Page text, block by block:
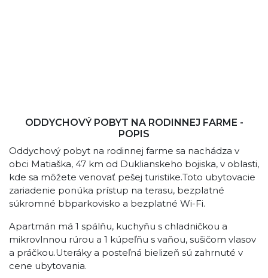
ODDYCHOVÝ POBYT NA RODINNEJ FARME -
POPIS
Oddychový pobyt na rodinnej farme sa nachádza v
obci Matiaška, 47 km od Duklianskeho bojiska, v oblasti,
kde sa môžete venovať pešej turistike.Toto ubytovacie
zariadenie ponúka prístup na terasu, bezplatné
súkromné bbparkovisko a bezplatné Wi-Fi.
Apartmán má 1 spálňu, kuchyňu s chladničkou a
mikrovlnnou rúrou a 1 kúpeľňu s vaňou, sušičom vlasov
a práčkou.Uteráky a posteľná bielizeň sú zahrnuté v
cene ubytovania.